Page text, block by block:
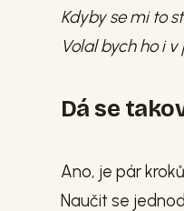
Kdyby se mi to
Volal bych ho i
Dá se
Ano, je pár
Naučit se